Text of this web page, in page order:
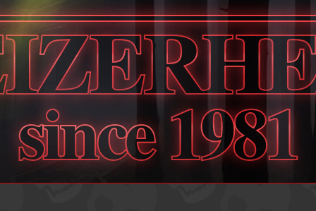
since 1981